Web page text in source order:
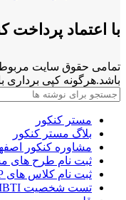
با اعتماد پرداخت
تمامی حقوق سایت
باشد.هرگونه کپی برداری
مستر کنکور
بلاگ مستر کنکور
مشاوره کنکور
ثبت نام طرح های
ثبت نام کلاس های VIP
تست شخصیت MBTI